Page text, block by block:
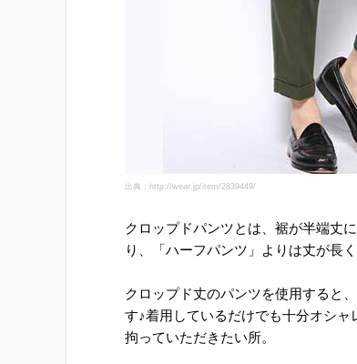
出典：http://wear.jp/item/2839449/
クロップドパンツとは、裾が半端丈
り、「ハーフパンツ」よりは丈が長
クロップド丈のパンツを使用すると
す♪着用しているだけでも十分オシ
拘っていただきたい所。